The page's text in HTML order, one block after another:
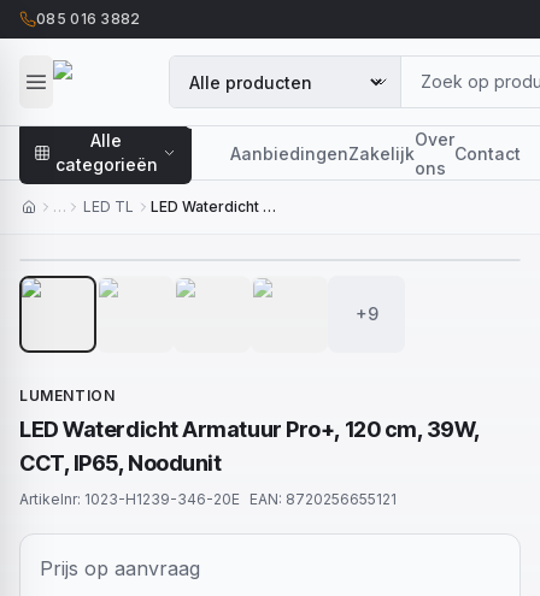
085 016 3882
Alle
categorieën
AanbiedingenZakelijk
Over
ons
Contact
… LED TL
LED Waterdicht Armatuur Pro+, 120 cm, 39W, CCT, IP65, Noodunit
+9
LUMENTION
LED Waterdicht Armatuur Pro+, 120 cm, 39W,
CCT, IP65, Noodunit
Artikelnr: 1023-H1239-346-20E EAN: 8720256655121
Prijs op aanvraag